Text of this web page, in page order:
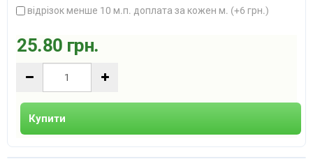
відрізок менше 10 м.п. доплата за кожен м. (+6 грн.)
25.80 грн.
Купити